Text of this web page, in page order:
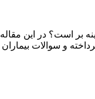
در این مقاله
سوالات بیماران